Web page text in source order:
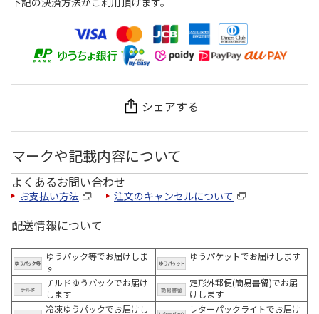
シェアする
マークや記載内容について
よくあるお問い合わせ
お支払い方法 注文のキャンセルについて
配送情報について
ゆうパック等でお届けしま
す
ゆうパケットでお届けします
チルドゆうパックでお届け
します
定形外郵便(簡易書留)でお届
けします
冷凍ゆうパックでお届けし
レターパックライトでお届け